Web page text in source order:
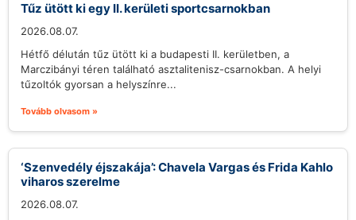
Tűz ütött ki egy II. kerületi sportcsarnokban
2026.08.07.
Hétfő délután tűz ütött ki a budapesti II. kerületben, a
Marczibányi téren található asztalitenisz-csarnokban. A helyi
tűzoltók gyorsan a helyszínre...
Tovább olvasom »
‘Szenvedély éjszakája’: Chavela Vargas és Frida Kahlo
viharos szerelme
2026.08.07.